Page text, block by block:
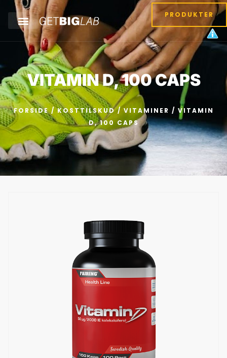
PRODUKTER
VITAMIN D, 100 CAPS
FORSIDE/KOSTTILSKUD/ VITAMINER / VITAMIN
D, 100 CAPS